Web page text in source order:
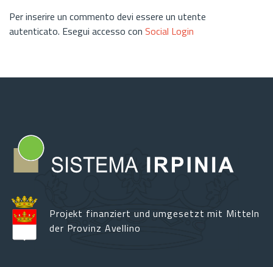
Per inserire un commento devi essere un utente
autenticato. Esegui accesso con Social Login
Projekt finanziert und umgesetzt mit Mitteln
der Provinz Avellino